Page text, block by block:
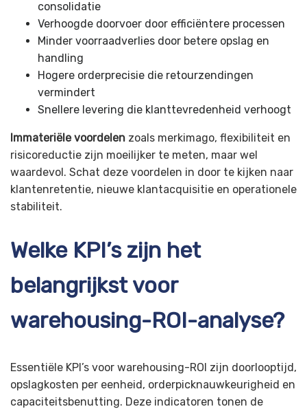
consolidatie
Verhoogde doorvoer door efficiëntere processen
Minder voorraadverlies door betere opslag en
handling
Hogere orderprecisie die retourzendingen
vermindert
Snellere levering die klanttevredenheid verhoogt
Immateriële voordelen zoals merkimago, flexibiliteit en
risicoreductie zijn moeilijker te meten, maar wel
waardevol. Schat deze voordelen in door te kijken naar
klantenretentie, nieuwe klantacquisitie en operationele
stabiliteit.
Welke KPI’s zijn het
belangrijkst voor
warehousing-ROI-analyse?
Essentiële KPI’s voor warehousing-ROI zijn doorlooptijd,
opslagkosten per eenheid, orderpicknauwkeurigheid en
capaciteitsbenutting. Deze indicatoren tonen de